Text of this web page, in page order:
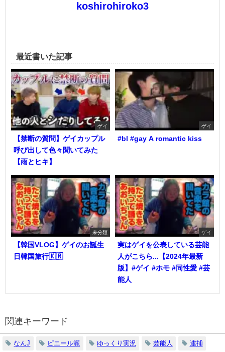
koshirohiroko3
最近書いた記事
ゲイ
【禁断の質問】ゲイカップル
呼び出して色々聞いてみた
【雨とヒキ】
ゲイ
#bl #gay A romantic kiss
未分類
【韓国VLOG】ゲイのお誕生
日韓国旅行🇰🇷
ゲイ
実はゲイを公表している芸能
人がこちら...【2024年最新
版】#ゲイ #ホモ #同性愛 #芸
能人
関連キーワード
なんJ ピエール瀧 ゆっくり実況 芸能人 逮捕